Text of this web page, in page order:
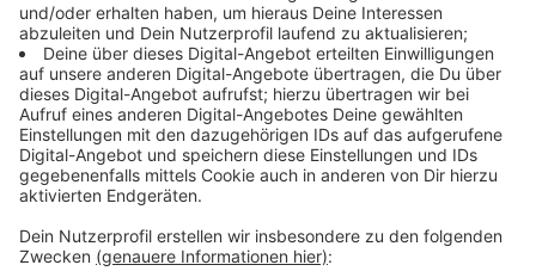
Sanierung nicht wirtschaftlich wäre und zu einem
längeren Ausfall des Gebäudes führen würde. Das sei
nicht möglich, so das Ministerium.
Rund 1800 Mitarbeiter des Gerichts und täglich fast
3000 Besucher nutzen das Gebäude. Fertig werden
soll es den Plänen zufolge im Jahr 2028. Wie teuer der
Neubau wird, ist noch unbekannt.
Anzeige